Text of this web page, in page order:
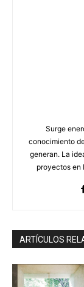
Surge
conocimiento
generan. La
proyectos en
ARTÍCULOS